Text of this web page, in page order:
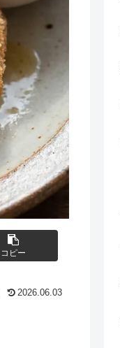
コピー
2026.06.03